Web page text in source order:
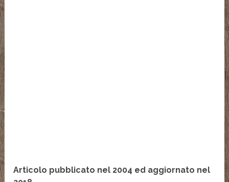
Articolo pubblicato nel 2004 ed aggiornato nel